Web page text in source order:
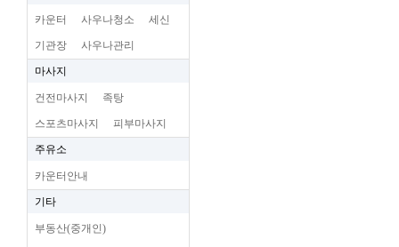
카운터 사우나청소 세신
기관장 사우나관리
마사지
건전마사지 족탕
스포츠마사지 피부마사지
주유소
카운터안내
기타
부동산(중개인)